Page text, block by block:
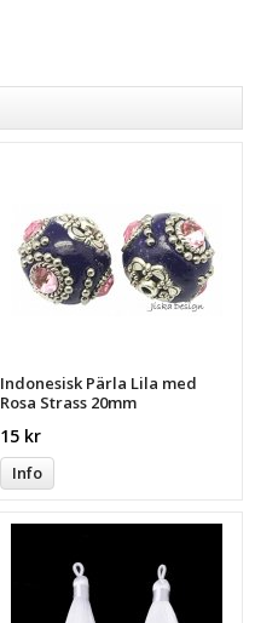
Indonesisk Pärla Lila med
Rosa Strass 20mm
15 kr
Info